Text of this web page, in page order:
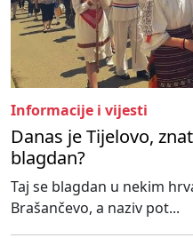
Informacije i vijesti
Danas je Tijelovo,
blagdan?
Taj se blagdan u nekim
Brašančevo, a naziv pot...